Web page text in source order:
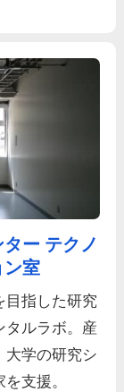
ー テクノ
ン室
目指した研究
タルラボ。産
大学の研究シ
支援。